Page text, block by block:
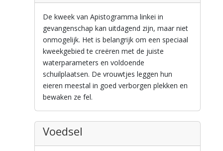
De kweek van Apistogramma linkei in
gevangenschap kan uitdagend zijn, maar niet
onmogelijk. Het is belangrijk om een speciaal
kweekgebied te creëren met de juiste
waterparameters en voldoende
schuilplaatsen. De vrouwtjes leggen hun
eieren meestal in goed verborgen plekken en
bewaken ze fel.
Voedsel